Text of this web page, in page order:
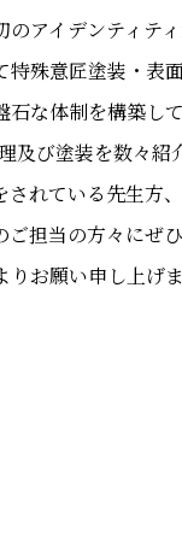
アイデンティテ
特殊意匠塗装・表
な体制を構築し
及び塗装を数々紹
されている先生方、
担当の方々にぜ
お願い申し上げ